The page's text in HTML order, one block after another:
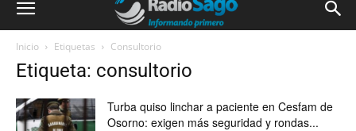
Inicio Etiquetas Consultorio
Etiqueta: consultorio
Turba quiso linchar a paciente en Cesfam de
Osorno: exigen más seguridad y rondas...